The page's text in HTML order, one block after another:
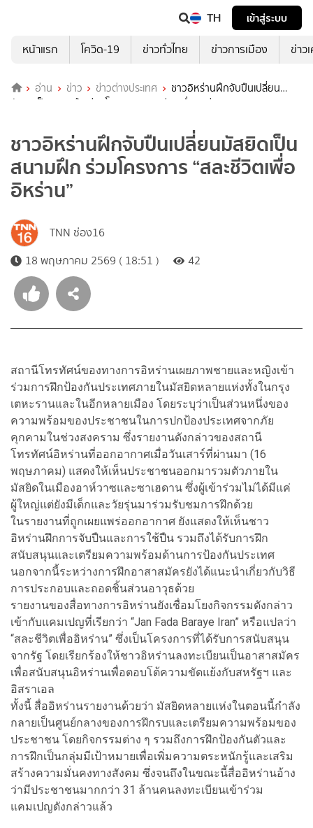
TH
เข้าสู่ระบบ
หน้าแรก
โควิด-19 ข่าวทั่วไทย ข่าวการเมือง ข่าว
อ่าน ข่าว ข่าวต่างประเทศ
ชาวอิหร่านฝึกจับปืนเปลี่ยน
มัสยิดเป็นสนามฝึก ร่วมโครงการ “สละชีวิตเพื่ออิหร่าน”
ชาวอิหร่านฝึกจับปืนเปลี่ยนมัสยิดเป็น
สนามฝึก ร่วมโครงการ “สละชีวิตเพื่อ
อิหร่าน”
TNN ช่อง16
18 พฤษภาคม 2569 ( 18:51 )
42
สถานีโทรทัศน์ของทางการอิหร่านเผยภาพชายและหญิงเข้า
ร่วมการฝึกป้องกันประเทศภายในมัสยิดหลายแห่งทั้งในกรุง
เตหะรานและในอีกหลายเมือง โดยระบุว่าเป็นส่วนหนึ่งของ
ความพร้อมของประชาชนในการปกป้องประเทศจากภัย
คุกคามในช่วงสงคราม ซึ่งรายงานดังกล่าวของสถานี
โทรทัศน์อิหร่านที่ออกอากาศเมื่อวันเสาร์ที่ผ่านมา (16
พฤษภาคม) แสดงให้เห็นประชาชนออกมารวมตัวภายใน
มัสยิดในเมืองอาห์วาซและซาเฮดาน ซึ่งผู้เข้าร่วมไม่ได้มีแค่
ผู้ใหญ่แต่ยังมีเด็กและวัยรุ่นมาร่วมรับชมการฝึกด้วย
ในรายงานที่ถูกเผยแพร่ออกอากาศ ยังแสดงให้เห็นชาว
อิหร่านฝึกการจับปืนและการใช้ปืน รวมถึงได้รับการฝึก
สนับสนุนและเตรียมความพร้อมด้านการป้องกันประเทศ
นอกจากนี้ระหว่างการฝึกอาสาสมัครยังได้แนะนำเกี่ยวกับวิธี
การประกอบและถอดชิ้นส่วนอาวุธด้วย
รายงานของสื่อทางการอิหร่านยังเชื่อมโยงกิจกรรมดังกล่าว
เข้ากับแคมเปญที่เรียกว่า “Jan Fada Baraye Iran” หรือแปลว่า
“สละชีวิตเพื่ออิหร่าน” ซึ่งเป็นโครงการที่ได้รับการสนับสนุน
จากรัฐ โดยเรียกร้องให้ชาวอิหร่านลงทะเบียนเป็นอาสาสมัคร
เพื่อสนับสนุนอิหร่านเพื่อตอบโต้ความขัดแย้งกับสหรัฐฯ และ
อิสราเอล
ทั้งนี้ สื่ออิหร่านรายงานด้วยว่า มัสยิดหลายแห่งในตอนนี้กำลัง
กลายเป็นศูนย์กลางของการฝึกรบและเตรียมความพร้อมของ
ประชาชน โดยกิจกรรมต่าง ๆ รวมถึงการฝึกป้องกันตัวและ
การฝึกเป็นกลุ่มมีเป้าหมายเพื่อเพิ่มความตระหนักรู้และเสริม
สร้างความมั่นคงทางสังคม ซึ่งจนถึงในขณะนี้สื่ออิหร่านอ้าง
ว่ามีประชาชนมากกว่า 31 ล้านคนลงทะเบียนเข้าร่วม
แคมเปญดังกล่าวแล้ว